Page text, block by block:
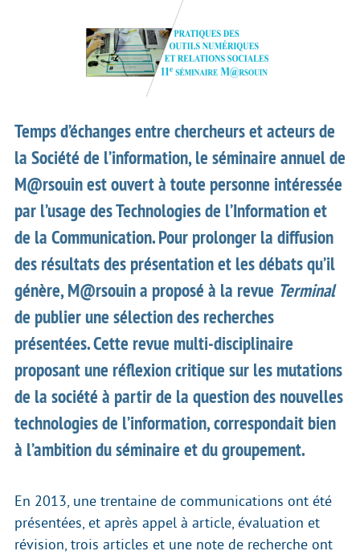
Temps d’échanges entre chercheurs et acteurs de
la Société de l’information, le séminaire annuel de
M@rsouin est ouvert à toute personne intéressée
par l’usage des Technologies de l’Information et
de la Communication. Pour prolonger la diffusion
des résultats des présentation et les débats qu’il
génère, M@rsouin a proposé à la revue Terminal
de publier une sélection des recherches
présentées. Cette revue multi-disciplinaire
proposant une réflexion critique sur les mutations
de la société à partir de la question des nouvelles
technologies de l’information, correspondait bien
à l’ambition du séminaire et du groupement.
En 2013, une trentaine de communications ont été
présentées, et après appel à article, évaluation et
révision, trois articles et une note de recherche ont